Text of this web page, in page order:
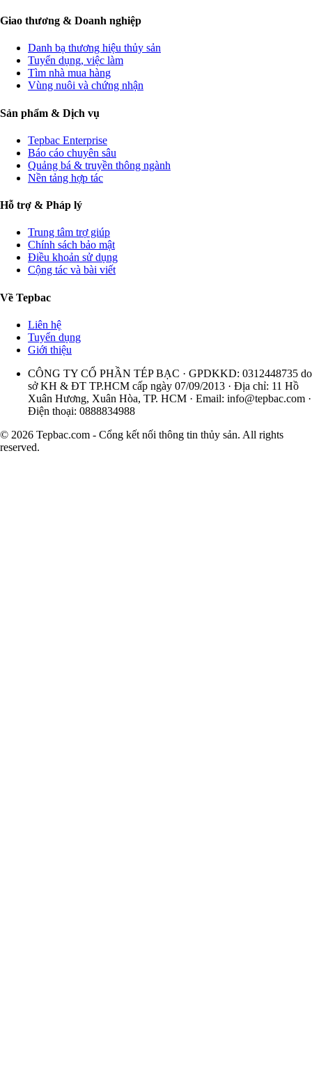
Giao thương & Doanh nghiệp
Danh bạ thương hiệu thủy sản
Tuyển dụng, việc làm
Tìm nhà mua hàng
Vùng nuôi và chứng nhận
Sản phẩm & Dịch vụ
Tepbac Enterprise
Báo cáo chuyên sâu
Quảng bá & truyền thông ngành
Nền tảng hợp tác
Hỗ trợ & Pháp lý
Trung tâm trợ giúp
Chính sách bảo mật
Điều khoản sử dụng
Cộng tác và bài viết
Về Tepbac
Liên hệ
Tuyển dụng
Giới thiệu
CÔNG TY CỔ PHẦN TÉP BẠC · GPDKKD: 0312448735 do
sở KH & ĐT TP.HCM cấp ngày 07/09/2013 · Địa chỉ: 11 Hồ
Xuân Hương, Xuân Hòa, TP. HCM · Email: info@tepbac.com ·
Điện thoại: 0888834988
© 2026 Tepbac.com - Cổng kết nối thông tin thủy sản. All rights
reserved.